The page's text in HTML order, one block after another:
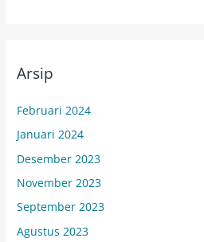
Arsip
Februari 2024
Januari 2024
Desember 2023
November 2023
September 2023
Agustus 2023